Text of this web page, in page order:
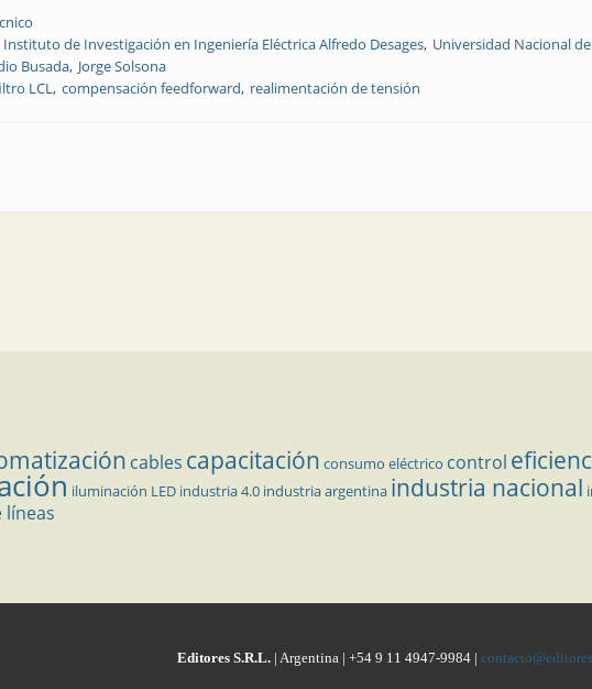
Instituto de Investigación en Ingeniería Eléctrica Alfredo Desages Universidad Nacional
Busada Jorge Solsona
LCL compensación feedforward realimentación de tensión
de control en convertidores CC-CA trifásicos conectados a redes débiles, con filtro de
cables capacitación consumo eléctrico control
iluminación LED industria 4.0 industria argentina industria nacional
Editores S.R.L.| Argentina | +54 9 11 4947-9984 |